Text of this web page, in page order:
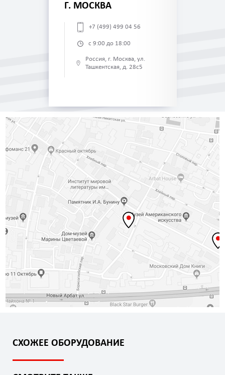
Г. МОСКВА
+7 (499) 499 04 56
с 9:00 до 18:00
Россия, г. Москва, ул.
Ташкентская, д. 28с5
СХОЖЕЕ ОБОРУДОВАНИЕ